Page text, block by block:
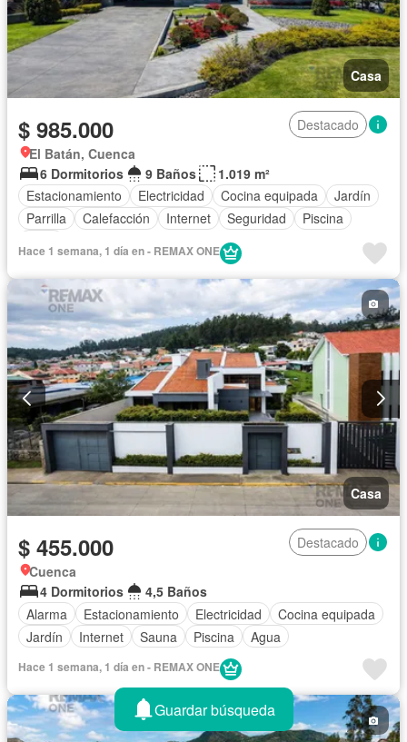
Casa
$ 985.000
Destacado
El Batán, Cuenca
6 Dormitorios
9 Baños
1.019 m²
Estacionamiento
Electricidad Cocina equipada
Jardín
Parrilla
Calefacción Internet Seguridad
Piscina
Hace 1 semana, 1 día en - REMAX ONE
Casa
$ 455.000
Destacado
Cuenca
4 Dormitorios
4,5 Baños
Alarma
Estacionamiento Electricidad
Cocina equipada
Jardín
Internet Sauna Piscina Agua
Hace 1 semana, 1 día en - REMAX ONE
Guardar búsqueda